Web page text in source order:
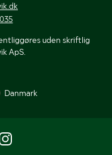
uden skriftlig
ApS.
Danmark